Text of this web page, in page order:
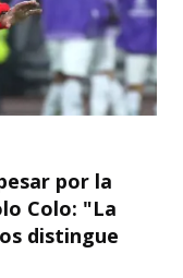
por la
Colo: "La
distingue